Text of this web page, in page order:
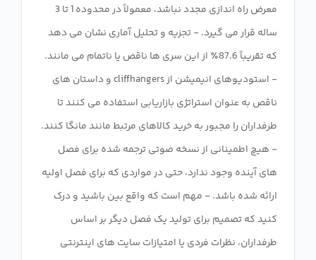
معرض راه اندازی مجدد نباشد، معمولاً در محدوده 1 تا 3
ساله قرار می گیرد. - تجزیه و تحلیل آماری نشان می دهد
که تقریباً 87.6٪ از این سری ها ناقص یا ناتمام می مانند.
- استودیوهای انیمیشن از cliffhangers و داستان های
ناقص به عنوان استراتژی بازاریابی استفاده می کنند تا
طرفداران را مجبور به خرید کالاهای مرتبط مانند مانگا کنند.
- هیچ اطمینانی از نسخه صوتی ترجمه شده برای فصل
های آینده وجود ندارد، حتی در مواردی که برای فصل اولیه
ارائه شده باشد. - مهم است که واقع بین باشید و درک
کنید که تصمیم برای تولید یک فصل دیگر بر اساس
طرفداران، نظرات فردی یا امتیازات سایت های اینترنتی